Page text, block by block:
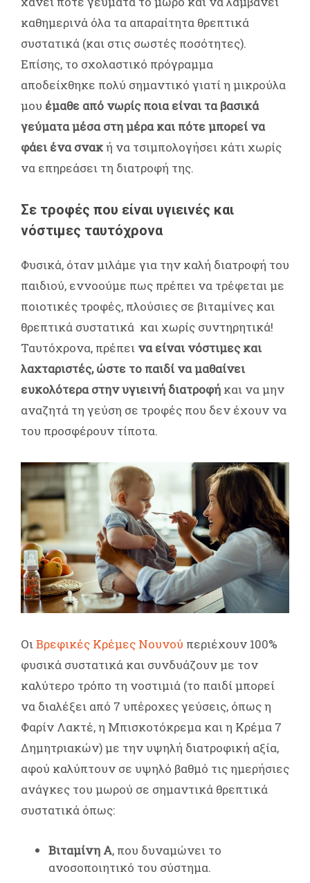
καθημερινά όλα τα απαραίτητα θρεπτικά
συστατικά (και στις σωστές ποσότητες).
Επίσης, το σχολαστικό πρόγραμμα
αποδείχθηκε πολύ σημαντικό γιατί η μικρούλα
μου έμαθε από νωρίς ποια είναι τα βασικά
γεύματα μέσα στη μέρα και πότε μπορεί να
φάει ένα σνακή να τσιμπολογήσει κάτι χωρίς
να επηρεάσει τη διατροφή της.
Σε τροφές που είναι υγιεινές και
νόστιμες ταυτόχρονα
Φυσικά, όταν μιλάμε για την καλή διατροφή του
παιδιού, εννοούμε πως πρέπει να τρέφεται με
ποιοτικές τροφές, πλούσιες σε βιταμίνες και
θρεπτικά συστατικά και χωρίς συντηρητικά!
Ταυτόχρονα, πρέπει να είναι νόστιμες και
λαχταριστές, ώστε το παιδί να μαθαίνει
ευκολότερα στην υγιεινή διατροφή και να μην
αναζητά τη γεύση σε τροφές που δεν έχουν να
του προσφέρουν τίποτα.
ΟιΒρεφικές Κρέμες Νουνού περιέχουν 100%
φυσικά συστατικά και συνδυάζουν με τον
καλύτερο τρόπο τη νοστιμιά (το παιδί μπορεί
να διαλέξει από 7 υπέροχες γεύσεις, όπως η
Φαρίν Λακτέ, η Μπισκοτόκρεμα και η Κρέμα 7
Δημητριακών) με την υψηλή διατροφική αξία,
αφού καλύπτουν σε υψηλό βαθμό τις ημερήσιες
ανάγκες του μωρού σε σημαντικά θρεπτικά
συστατικά όπως:
Βιταμίνη Α, που δυναμώνει το
ανοσοποιητικό του σύστημα.